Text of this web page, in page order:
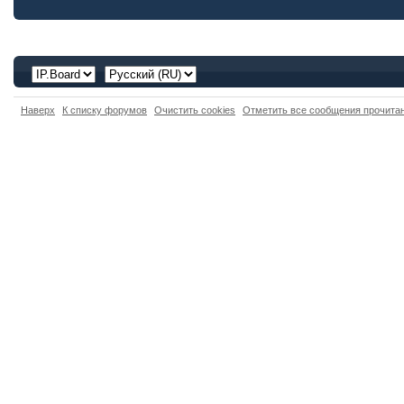
Наверх К списку форумов Очистить cookies Отметить все сообщения